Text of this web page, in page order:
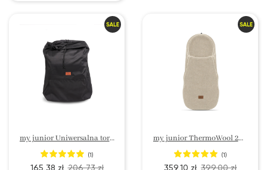
my junior Uniwersalna torba podróżna do wózka dziecięcego
(1)
165,38 zł 206,73 zł
my junior ThermoWool 2w1 Śpiworek Cozy Edition
(1)
359,10 zł 399,00 zł